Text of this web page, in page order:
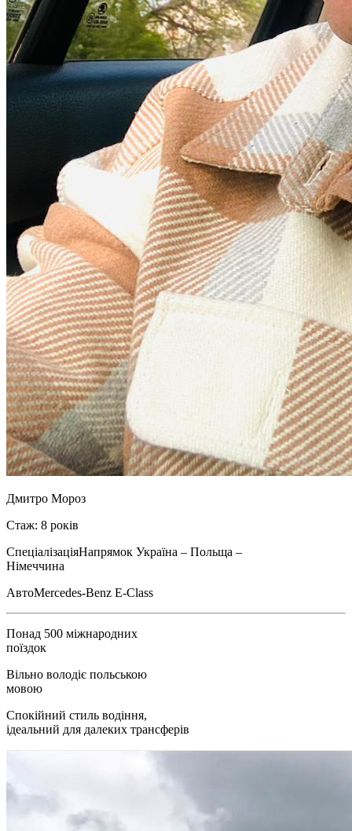
Дмитро Мороз
Стаж: 8 років
СпеціалізаціяНапрямок Україна – Польща –
Німеччина
АвтоMercedes-Benz E-Class
Понад 500 міжнародних
поїздок
Вільно володіє польською
мовою
Спокійний стиль водіння,
ідеальний для далеких трансферів